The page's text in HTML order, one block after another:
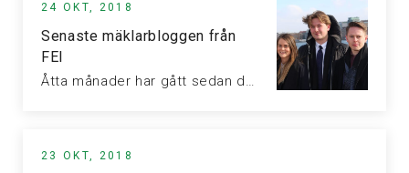
24 OKT, 2018
Senaste mäklarbloggen från
FEI
23 OKT, 2018